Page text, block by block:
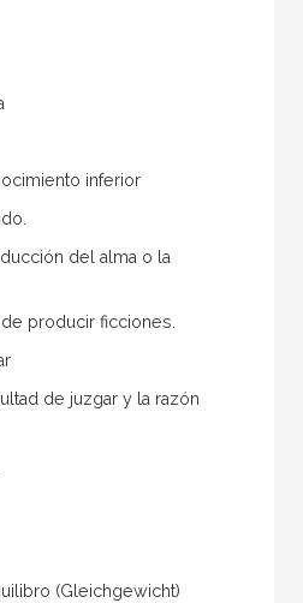
inferior
del alma o la
de producir ficciones.
de juzgar y la razón
(Gleichgewicht)